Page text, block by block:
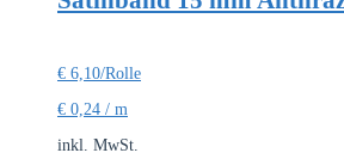
€ 6,10/Rolle
€ 0,24 / m
inkl. MwSt.